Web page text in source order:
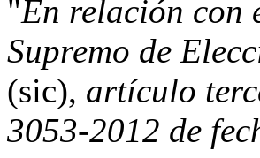
"En relación con
Supremo de
(sic), artículo
3053-2012 de